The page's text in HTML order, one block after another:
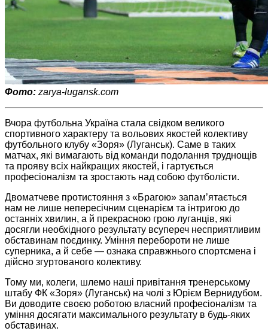
Фото: zarya-lugansk.com
Вчора футбольна Україна стала свідком великого
спортивного характеру та вольових якостей колективу
футбольного клубу «Зоря» (Луганськ). Саме в таких
матчах, які вимагають від команди подолання труднощів
та прояву всіх найкращих якостей, і гартується
професіоналізм та зростають над собою футболісти.
Двоматчеве протистояння з «Брагою» запам’ятається
нам не лише непересічним сценарієм та інтригою до
останніх хвилин, а й прекрасною грою луганців, які
досягли необхідного результату всупереч несприятливим
обставинам поєдинку. Уміння перебороти не лише
суперника, а й себе — ознака справжнього спортсмена і
дійсно згуртованого колективу.
Тому ми, колеги, шлемо наші привітання тренерському
штабу ФК «Зоря» (Луганськ) на чолі з Юрієм Вернидубом.
Ви доводите своєю роботою власний професіоналізм та
уміння досягати максимального результату в будь-яких
обставинах.